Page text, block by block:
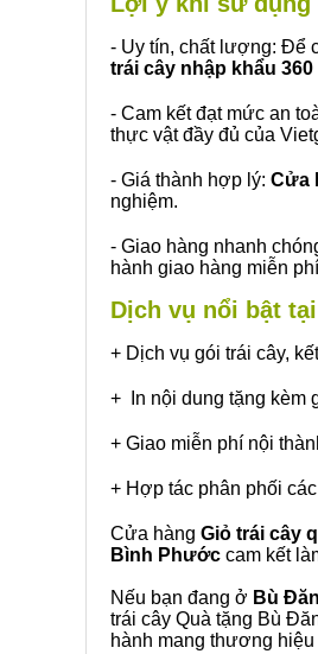
- Uy tín, chất lượng: Để
trái cây nhập khẩu 360
- Cam kết đạt mức an
thực vật đầy đủ của
- Giá thành hợp lý: Cửa
nghiệm.
- Giao hàng nhanh
hành giao hàng miễn
Dịch vụ nổi bật
+ Dịch vụ gói trái cây,
+ In nội dung tặng kèm
+ Giao miễn phí nội
+ Hợp tác phân phối
Cửa hàng Giỏ trái cây
Bình Phước cam kết
Nếu bạn đang ở Bù
trái cây Quà tặng Bù
hành mang thương hiệu